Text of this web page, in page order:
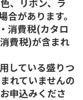
があります。
消費税(カタロ
費税)が含まれ
している盛りつ
れていませんの
申込みくださ